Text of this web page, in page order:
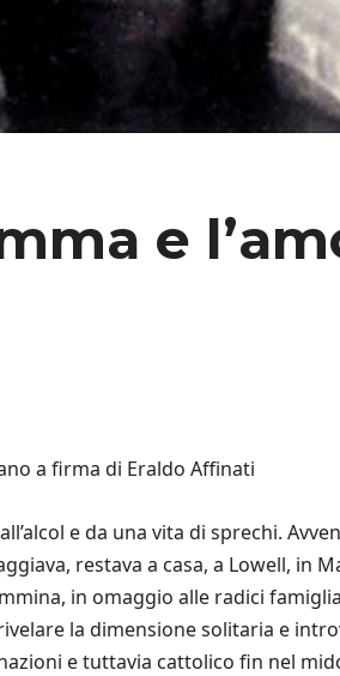
e
a firma di Eraldo Affinati
e da una vita di sprechi.
restava a casa, a Lowell, in
in omaggio alle radici
la dimensione solitaria e
e tuttavia cattolico fin nel